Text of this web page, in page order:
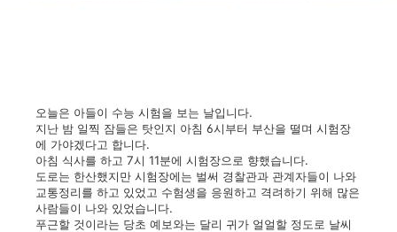
오늘은 아들이 수능 시험을 보는 날입니다.
지난 밤 일찍 잠들은 탓인지 아침 6시부터 부산을 떨며 시험장
에 가야겠다고 합니다.
아침 식사를 하고 7시 11분에 시험장으로 향했습니다.
도로는 한산했지만 시험장에는 벌써 경찰관과 관계자들이 나와
교통정리를 하고 있었고 수험생을 응원하고 격려하기 위해 많은
사람들이 나와 있었습니다.
푸근할 것이라는 당초 예보와는 달리 귀가 얼얼할 정도로 날씨